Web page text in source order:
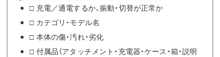
□ 充電／通電するか、振動・切替が正常か
□ カテゴリ・モデル名
□ 本体の傷・汚れ・劣化
□ 付属品（アタッチメント・充電器・ケース・箱・説明